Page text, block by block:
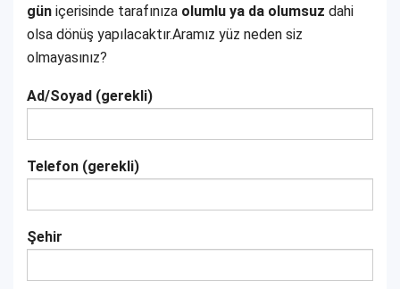
gün içerisinde tarafınıza olumlu ya da olumsuz dahi
olsa dönüş yapılacaktır.Aramız yüz neden siz
olmayasınız?
Ad/Soyad (gerekli)
Telefon (gerekli)
Şehir